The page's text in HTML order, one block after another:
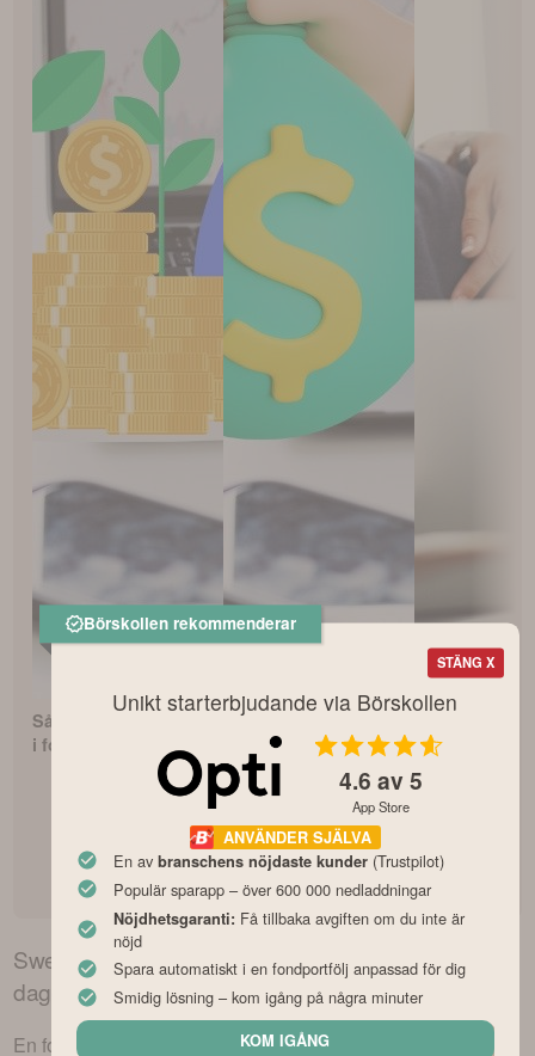
Så börjar du investera
i fonder som nybörjare
Fonderna med bäst
avkastning
för
Swedbank Robur Räntefond Kort Pluskurs –
dagens utveckling
En fond likt Swedbank Robur Räntefond Kort Plus
STÄNG X
Börskollen rekommenderar
Unikt starterbjudande via Börskollen
4.6 av 5
App Store
ANVÄNDER SJÄLVA
En av branschens nöjdaste kunder(Trustpilot)
Populär sparapp – över 600 000 nedladdningar
Nöjdhetsgaranti: Få tillbaka avgiften om du inte är
nöjd
Spara automatiskt i en fondportfölj anpassad för dig
Smidig lösning – kom igång på några minuter
KOM IGÅNG